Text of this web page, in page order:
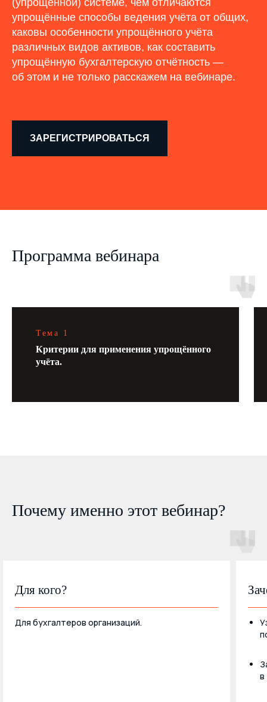
(упрощённой) системе, чем отличаются
упрощённые способы ведения учёта от общих,
каковы особенности упрощённого учёта
различных видов активов, как составить
упрощённую бухгалтерскую отчётность —
об этом и не только расскажем на вебинаре.
ЗАРЕГИСТРИРОВАТЬСЯ
Программа вебинара
Тема 1
Критерии для применения упрощённого
учёта.
Почему именно этот вебинар?
Для кого?
Для бухгалтеров организаций.
в